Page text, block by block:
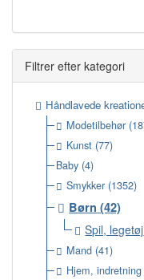
Filtrer efter kategori
Håndlavede
Modetilbehør
Kunst (77)
Baby (4)
Smykker (1352)
Børn (42)
Spil, legetøj
Mand (41)
Hjem,